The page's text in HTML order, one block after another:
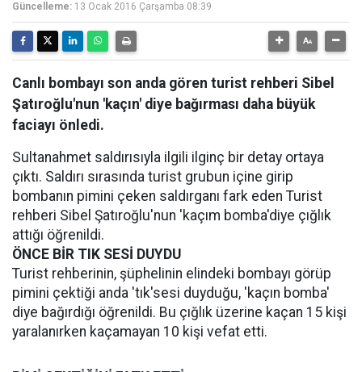
Güncelleme: 13 Ocak 2016 Çarşamba 08:39
Canlı bombayı son anda gören turist rehberi Sibel
Şatıroğlu'nun 'kaçın' diye bağırması daha büyük
faciayı önledi.
Sultanahmet saldırısıyla ilgili ilginç bir detay ortaya
çıktı. Saldırı sırasında turist grubun içine girip
bombanın pimini çeken saldırganı fark eden Turist
rehberi Sibel Şatıroğlu'nun 'kaçım bomba'diye çığlık
attığı öğrenildi.
ÖNCE BİR TIK SESİ DUYDU
Turist rehberinin, şüphelinin elindeki bombayı görüp
pimini çektiği anda 'tık'sesi duyduğu, 'kaçın bomba'
diye bağırdığı öğrenildi. Bu çığlık üzerine kaçan 15 kişi
yaralanırken kaçamayan 10 kişi vefat etti.